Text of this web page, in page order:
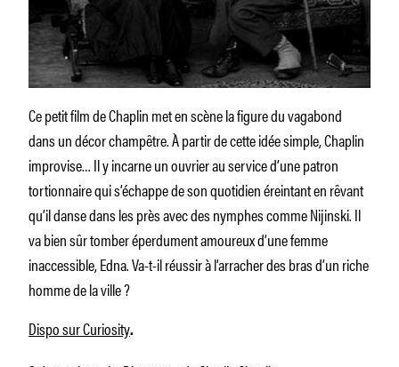
Ce petit film de Chaplin met en scène la figure du vagabond
dans un décor champêtre. À partir de cette idée simple, Chaplin
improvise… Il y incarne un ouvrier au service d’une patron
tortionnaire qui s’échappe de son quotidien éreintant en rêvant
qu’il danse dans les près avec des nymphes comme Nijinski. Il
va bien sûr tomber éperdument amoureux d’une femme
inaccessible, Edna. Va-t-il réussir à l’arracher des bras d’un riche
homme de la ville ?
Dispo sur Curiosity.